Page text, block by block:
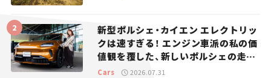
新型ポルシェ・カイエン エレクトリッ
クは速すぎる！ エンジン車派の私の価
値観を覆した、新しいポルシェの走
り。
Cars 2026.07.31